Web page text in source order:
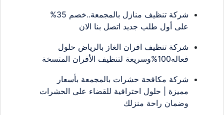
شركة تنظيف منازل بالمجمعة..خصم 35%
على أول طلب جديد اتصل بنا الان
شركة تنظيف افران الغاز بالرياض حلول
فعاله100%وسريعة لتنظيف الأفران المتسخة
شركة مكافحة حشرات بالمجمعة بأسعار
مميزة | حلول احترافية للقضاء على الحشرات
وضمان راحة منزلك